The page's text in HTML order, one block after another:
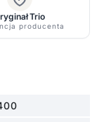
Trio
producenta